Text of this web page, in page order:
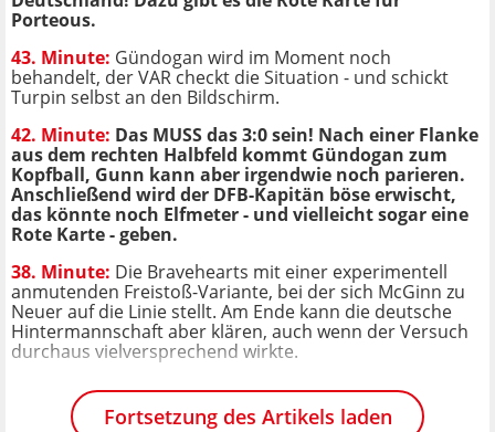
Porteous.
43. Minute: Gündogan wird im Moment noch
behandelt, der VAR checkt die Situation - und schickt
Turpin selbst an den Bildschirm.
42. Minute: Das MUSS das 3:0 sein! Nach einer Flanke
aus dem rechten Halbfeld kommt Gündogan zum
Kopfball, Gunn kann aber irgendwie noch parieren.
Anschließend wird der DFB-Kapitän böse erwischt,
das könnte noch Elfmeter - und vielleicht sogar eine
Rote Karte - geben.
38. Minute: Die Bravehearts mit einer experimentell
anmutenden Freistoß-Variante, bei der sich McGinn zu
Neuer auf die Linie stellt. Am Ende kann die deutsche
Hintermannschaft aber klären, auch wenn der Versuch
durchaus vielversprechend wirkte.
Fortsetzung des Artikels laden